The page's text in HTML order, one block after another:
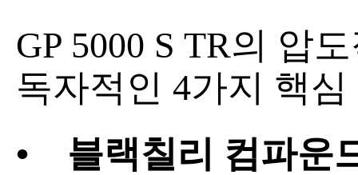
GP 5000 S TR의 압
독자적인 4가지 핵
•
블랙칠리 컴파운